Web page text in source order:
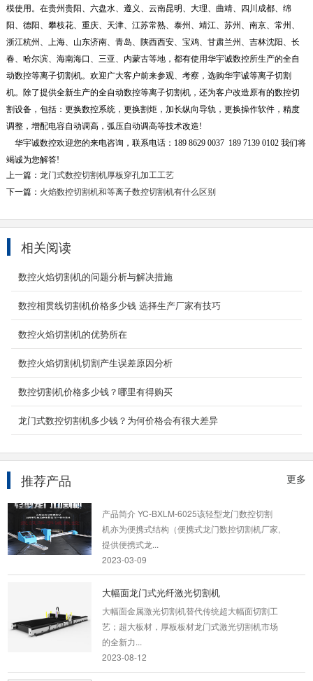
模使用。在贵州贵阳、六盘水、遵义、云南昆明、大理、曲靖、四川成都、绵
阳、德阳、攀枝花、重庆、天津、江苏常熟、泰州、靖江、苏州、南京、常州、
浙江杭州、上海、山东济南、青岛、陕西西安、宝鸡、甘肃兰州、吉林沈阳、长
春、哈尔滨、海南海口、三亚、内蒙古等地，都有使用华宇诚数控所生产的全自
动数控等离子切割机。欢迎广大客户前来参观、考察，选购华宇诚等离子切割
机。除了提供全新生产的全自动数控等离子切割机，还为客户改造原有的数控切
割设备，包括：更换数控系统，更换割炬，加长纵向导轨，更换操作软件，精度
调整，增配电容自动调高，弧压自动调高等技术改造!
华宇诚数控欢迎您的来电咨询，联系电话：189 8629 0037 189 7139 0102 我们将
竭诚为您解答!
上一篇： 龙门式数控切割机厚板穿孔加工工艺
下一篇： 火焰数控切割机和等离子数控切割机有什么区别
相关阅读
数控火焰切割机的问题分析与解决措施
数控相贯线切割机价格多少钱 选择生产厂家有技巧
数控火焰切割机的优势所在
数控火焰切割机切割产生误差原因分析
数控切割机价格多少钱？哪里有得购买
龙门式数控切割机多少钱？为何价格会有很大差异
更多
推荐产品
龙门式数控火焰等离子切割机
龙门式数控火焰等离子切割机按结构来分可分为
龙门式数控等离子切割机
产品名称：YCLM-4000龙门式数控等离子切割
机 龙门式数控等离子切割机该机型采用了双边驱
2022-04-15
数控火焰多头直条切割机
驱动，运行稳定，配置好，工作效率高，可用于
产品简介 YC-BXLM-6025该轻型龙门数控切割
机亦为便携式结构（便携式龙门数控切割机厂家,
提供便携式龙...
2023-03-09
大幅面龙门式光纤激光切割机
大幅面金属激光切割机替代传统超大幅面切割工
艺；超大板材，厚板板材龙门式激光切割机市场
的全新力...
2023-08-12